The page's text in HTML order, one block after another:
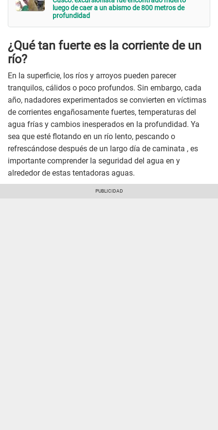
luego de caer a un abismo de 800 metros de
profundidad
¿Qué tan fuerte es la corriente de un
río?
En la superficie, los ríos y arroyos pueden parecer
tranquilos, cálidos o poco profundos. Sin embargo, cada
año, nadadores experimentados se convierten en víctimas
de corrientes engañosamente fuertes, temperaturas del
agua frías y cambios inesperados en la profundidad. Ya
sea que esté flotando en un río lento, pescando o
refrescándose después de un largo día de caminata , es
importante comprender la seguridad del agua en y
alrededor de estas tentadoras aguas.